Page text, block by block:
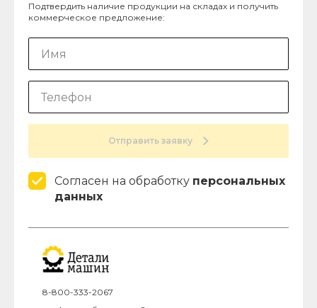
Подтвердить наличие продукции на складах и получить
коммерческое предложение:
Отправить заявку
Согласен на обработку персональных
данных
8-800-333-2067